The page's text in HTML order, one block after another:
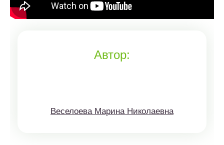
Автор:
Веселоева Марина Николаевна